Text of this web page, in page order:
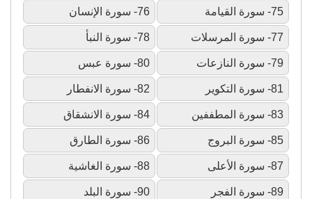
75- سورة القيامة 76- سورة الإنسان
77- سورة المرسلات 78- سورة النبأ
79- سورة النازعات 80- سورة عبس
81- سورة التكوير 82- سورة الانفطار
83- سورة المطففين 84- سورة الانشقاق
85- سورة البروج 86- سورة الطارق
87- سورة الأعلى 88- سورة الغاشية
89- سورة الفجر 90- سورة البلد